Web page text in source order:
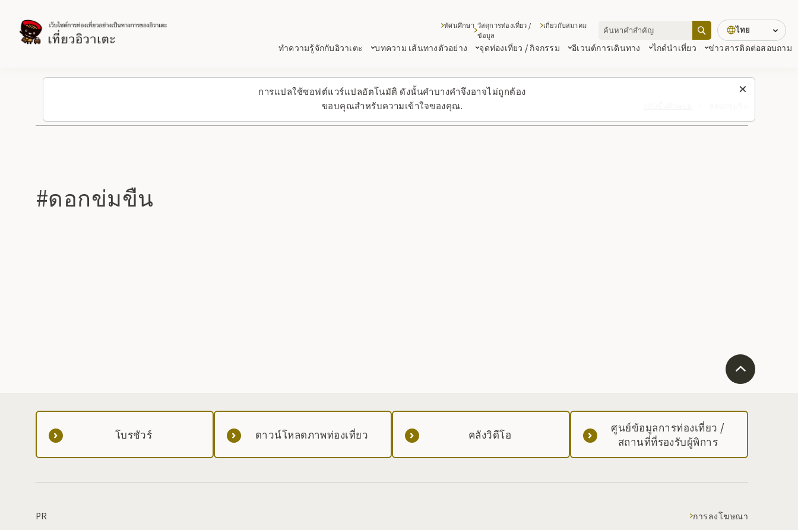
การแปลใช้ซอฟต์แวร์แปลอัตโนมัติ ดังนั้นคำบางคำจึงอาจไม่ถูกต้อง
ขอบคุณสำหรับความเข้าใจของคุณ.
ทำความรู้จักกับอิวาเตะ บทความ เส้นทางตัวอย่าง จุดท่องเที่ยว / กิจกรรม อีเวนต์การเดินทาง ไกด์นำเที่ยว ข่าวสารติดต่อสอบถาม
ทัศนศึกษา วัสดุการท่องเที่ยว /
ข้อมูล
เกี่ยวกับสมาคม ไทย
#ดอกข่มขืน
โบรชัวร์ ดาวน์โหลดภาพท่องเที่ยว คลังวิดีโอ
ศูนย์ข้อมูลการท่องเที่ยว /
สถานที่ที่รองรับผู้พิการ
PR การลงโฆษณา